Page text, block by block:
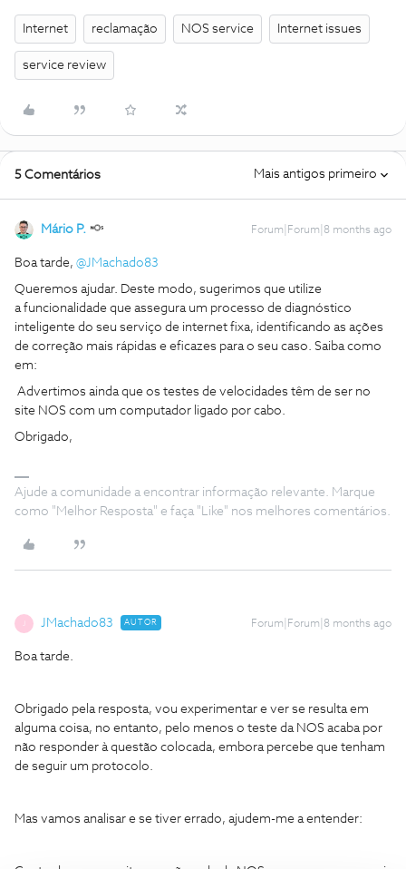
Internet reclamação NOS service Internet issues
service review
5 Comentários Mais antigos primeiro
Mário P. Forum|Forum|8 months ago
Boa tarde, ​ @JMachado83
Queremos ajudar. Deste modo, sugerimos que utilize
a funcionalidade que assegura um processo de diagnóstico
inteligente do seu serviço de internet fixa, identificando as ações
de correção mais rápidas e eficazes para o seu caso. Saiba como
em:
Advertimos ainda que os testes de velocidades têm de ser no
site NOS com um computador ligado por cabo.
Obrigado,
Ajude a comunidade a encontrar informação relevante. Marque
como "Melhor Resposta" e faça "Like" nos melhores comentários.
J JMachado83 AUTOR Forum|Forum|8 months ago
Boa tarde.
Obrigado pela resposta, vou experimentar e ver se resulta em
alguma coisa, no entanto, pelo menos o teste da NOS acaba por
não responder à questão colocada, embora percebe que tenham
de seguir um protocolo.
Mas vamos analisar e se tiver errado, ajudem-me a entender: